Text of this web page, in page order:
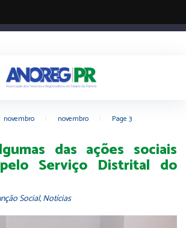
novembro novembro Page 3
das ações sociais
Serviço Distrital do
Social,Notícias